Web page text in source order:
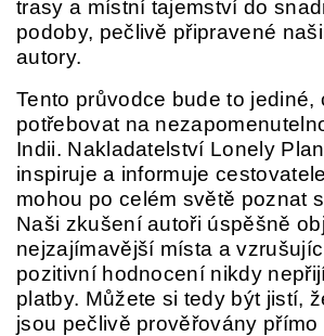
trasy a místní tajemství do
podoby, pečlivě připravené
autory.
Tento průvodce bude to jediné,
potřebovat na
Indii. Nakladatelství Lonely
inspiruje a informuje
mohou po celém světě poznat
Naši zkušení autoři úspěšně
nejzajímavější místa a
pozitivní hodnocení nikdy
platby. Můžete si tedy být jistí,
jsou pečlivě prověřovány přímo